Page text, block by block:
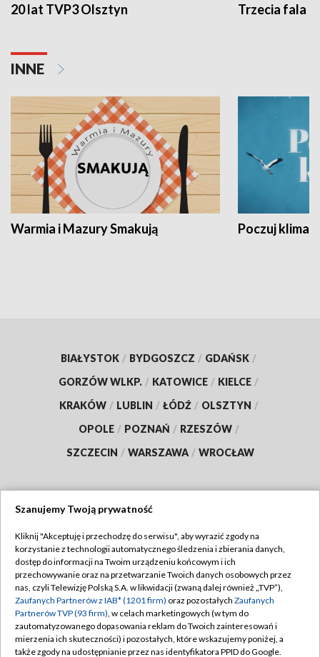
20 lat TVP3 Olsztyn Trzecia fala -
INNE
Warmia i Mazury Smakują Poczuj klimat
BIAŁYSTOK / BYDGOSZCZ / GDAŃSK /
GORZÓW WLKP. / KATOWICE / KIELCE /
KRAKÓW / LUBLIN / ŁÓDŹ / OLSZTYN /
OPOLE / POZNAŃ / RZESZÓW /
SZCZECIN / WARSZAWA / WROCŁAW
TVP
Abonament TVP
Emisja w TVP
Centrum informacji TVP
Naziemna Telewizja Cyfrowa
Regulamin TVP
Polityka prywatności
Moje zgody
Pomoc
Szanujemy Twoją prywatność
Kliknij "Akceptuję i przechodzę do serwisu", aby wyrazić zgody na
korzystanie z technologii automatycznego śledzenia i zbierania danych,
dostęp do informacji na Twoim urządzeniu końcowym i ich
przechowywanie oraz na przetwarzanie Twoich danych osobowych przez
nas, czyli Telewizję Polską S.A. w likwidacji (zwaną dalej również „TVP”),
Zaufanych Partnerów z IAB* (1201 firm) oraz pozostałych Zaufanych
Partnerów TVP (93 firm), w celach marketingowych (w tym do
zautomatyzowanego dopasowania reklam do Twoich zainteresowań i
mierzenia ich skuteczności) i pozostałych, które wskazujemy poniżej, a
także zgody na udostępnianie przez nas identyfikatora PPID do Google.